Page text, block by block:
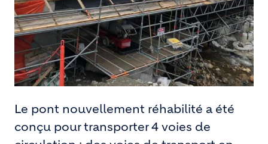
Le pont nouvellement réhabilité a été
conçu pour transporter 4 voies de